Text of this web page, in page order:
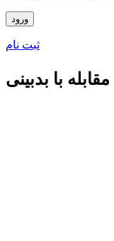
ثبت نام
با بدبینی